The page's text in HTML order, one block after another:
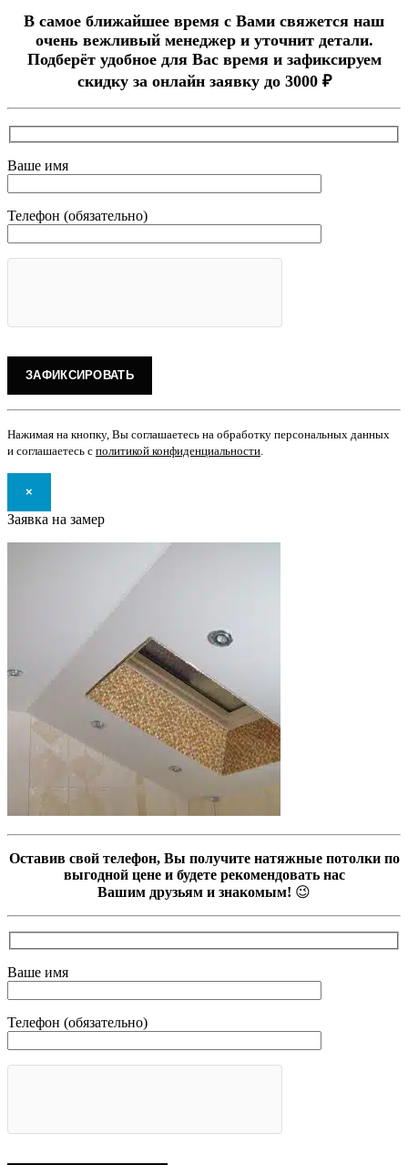
В самое ближайшее время с Вами свяжется наш
очень вежливый менеджер и уточнит детали.
Подберёт удобное для Вас время и зафиксируем
скидку за онлайн заявку до 3000 ₽
Ваше имя
Телефон (обязательно)
Нажимая на кнопку, Вы соглашаетесь на обработку персональных данных
и соглашаетесь с политикой конфиденциальности.
×
Заявка на замер
Оставив свой телефон, Вы получите натяжные потолки по
выгодной цене и будете рекомендовать нас
Вашим друзьям и знакомым! 😉
Ваше имя
Телефон (обязательно)